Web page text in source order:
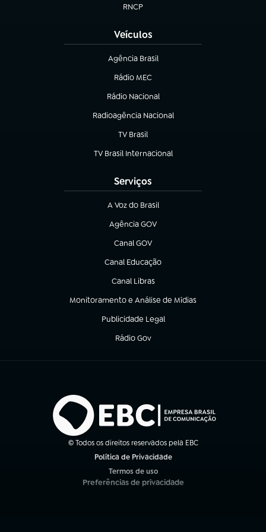
RNCP
(abre em nova aba)
Veículos
Agência Brasil
(abre em nova aba)
Rádio MEC
(abre em nova aba)
Rádio Nacional
Radioagência Nacional
(abre em nova aba)
TV Brasil
(abre em nova aba)
TV Brasil Internacional
(abre em nova aba)
Serviços
A Voz do Brasil
(abre em nova aba)
Agência GOV
(abre em nova aba)
Canal GOV
(abre em nova aba)
Canal Educação
(abre em nova aba)
Canal Libras
(abre em nova aba)
Monitoramento e Análise de Mídias
(abre em nova aba)
Publicidade Legal
(abre em nova aba)
Rádio Gov
(abre em nova aba)
© Todos os direitos reservados pela EBC
Política de Privacidade
Termos de uso
(abre em nova aba)
Preferências de privacidade